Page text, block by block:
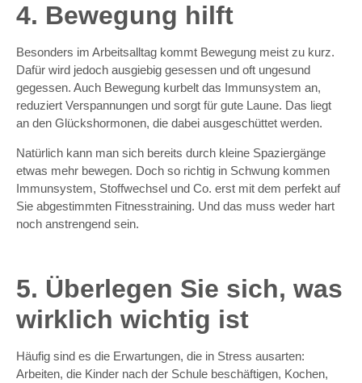
4. Bewegung hilft
Besonders im Arbeitsalltag kommt Bewegung meist zu kurz.
Dafür wird jedoch ausgiebig gesessen und oft ungesund
gegessen. Auch Bewegung kurbelt das Immunsystem an,
reduziert Verspannungen und sorgt für gute Laune. Das liegt
an den Glückshormonen, die dabei ausgeschüttet werden.
Natürlich kann man sich bereits durch kleine Spaziergänge
etwas mehr bewegen. Doch so richtig in Schwung kommen
Immunsystem, Stoffwechsel und Co. erst mit dem perfekt auf
Sie abgestimmten Fitnesstraining. Und das muss weder hart
noch anstrengend sein.
5. Überlegen Sie sich, was
wirklich wichtig ist
Häufig sind es die Erwartungen, die in Stress ausarten:
Arbeiten, die Kinder nach der Schule beschäftigen, Kochen,